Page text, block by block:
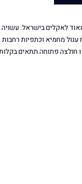
לאקלים בישראל.
עגול מחמיא וכתפיות
פתוחה.תתאים